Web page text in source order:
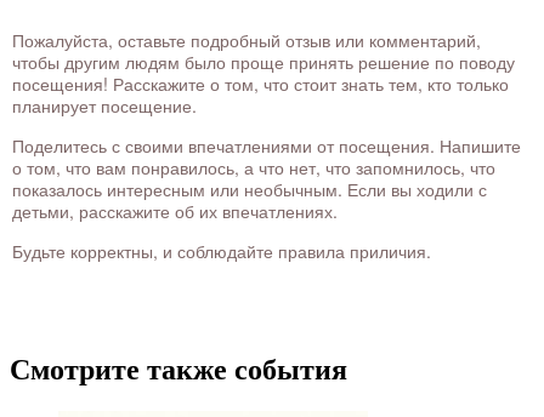
Пожалуйста, оставьте подробный отзыв или комментарий,
чтобы другим людям было проще принять решение по поводу
посещения! Расскажите о том, что стоит знать тем, кто только
планирует посещение.
Поделитесь с своими впечатлениями от посещения. Напишите
о том, что вам понравилось, а что нет, что запомнилось, что
показалось интересным или необычным. Если вы ходили с
детьми, расскажите об их впечатлениях.
Будьте корректны, и соблюдайте правила приличия.
Смотрите также события